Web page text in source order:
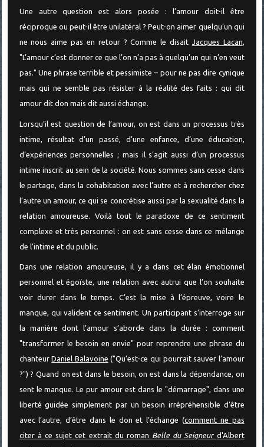
Une autre question est alors posée : l’amour doit-il être
réciproque ou peut-il être unilatéral ? Peut-on aimer quelqu’un qui
ne nous aime pas en retour ? Comme le disait
Jacques Lacan
"L’amour c’est donner ce que l’on n’a pas à quelqu’un qui n’en veut
pas." Une phrase terrible et pessimiste – pour ne pas dire cynique
mais qui ne semble pas résister à la réalité des faits : qui dit
amour dit don mais dit aussi échange.
Lorsqu’il est question de l’amour, on est dans un processus très
intime, résultat d’un passé, d’une enfance, d’une éducation,
d’expériences personnelles ; mais il s’agit aussi d’un processus
intime inscrit au sein de la société. Nous sommes sans cesse dans
le partage, dans la cohabitation avec l’autre et à rechercher chez
l’autre un amour, ce qui se concrétise aussi par la sexualité dans la
relation amoureuse. Voilà tout le paradoxe de ce sentiment
complexe et très personnel : on est sans cesse dans ce mélange
de l’intime et du public.
Dans une relation amoureuse, il y a dans cet élan émotionnel
personnel et égoïste, une relation avec autrui que l’on souhaite
voir durer dans le temps. C’est la mise à l’épreuve, voire le
manque, qui valident ce sentiment. Un participant s’interroge sur
la manière dont l’amour s’aborde dans la durée : comment
"transformer le besoin en envie" pour reprendre une phrase du
chanteurDaniel Balavoine ("Qu’est-ce qui pourrait sauver l’amour
?") ? Quand on est dans le besoin, on est dans la dépendance, on
sent le manque. Le pur amour est dans le "démarrage", dans une
liberté guidée simplement par un besoin irrépréhensible d’être
avec l’autre, d’être dans le don et l’échange (comment ne pas
citer à ce sujet cet extrait du roman Belle du Seigneur d'Albert